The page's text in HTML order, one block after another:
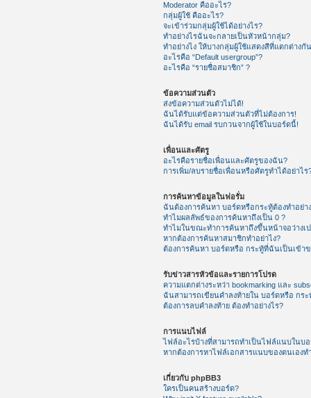
Moderator คืออะไร?
กลุ่มผู้ใช้ คืออะไร?
จะเข้าร่วมกลุ่มผู้ใช้ได้อย่างไร?
ทำอย่างไรฉันจะกลายเป็นหัวหน้ากลุ่ม?
ทำอย่างไง ให้บางกลุ่มผู้ใช้แสดงสีที่แตกต่างกั
อะไรคือ “Default usergroup”?
อะไรคือ “รายชื่อสมาชิก” ?
ข้อความส่วนตัว
ส่งข้อความส่วนตัวไม่ได้!
ฉันได้รับแต่ข้อความส่วนตัวที่ไม่ต้องการ!
ฉันได้รับ email รบกวนจากผู้ใช้ในบอร์ดนี้!
เพื่อนและศัตรู
อะไรคือรายชื่อเพื่อนและศัตรูของฉัน?
การเพิ่ม/ลบรายชื่อเพื่อนหรือศัตรูทำได้อย่าไร
การค้นหาข้อมูลในฟอรั่ม
ฉันต้องการค้นหา บอร์ดหรือกระทู้ต้องทำอย่า
ทำไมผลลัพธ์ของการค้นหาถึงเป็น 0 ?
ทำไมในขณะทำการค้นหาถึงขึ้นหน้าจอว่างเ
หากต้องการค้นหาสมาชิกทำอย่าไง?
ต้องการค้นหา บอร์ดหรือ กระทู้ที่ฉันเป็นเข้า
รับข่าวสารหัวข้อและรายการโปรด
ความแตกต่างระหว่า bookmarking และ
ฉันสามารถเขียนคำลงท้ายใน บอร์ดหรือ กระ
ต้องการลบคำลงท้าย ต้องทำอย่างไร?
การแนบไฟล์
ไฟล์อะไรบ้างที่สามารถทำเป็นไฟล์แนบในบ
หากต้องการหาไฟล์เอกสารแนบของตนเองท
เกี่ยวกับ phpBB3
ใครเป็นคนสร้างบอร์ด?